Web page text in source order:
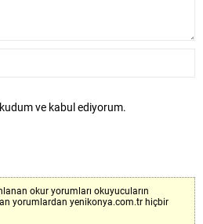
ve kabul ediyorum.
okur yorumları okuyucuların
yorumlardan yenikonya.com.tr hiçbir